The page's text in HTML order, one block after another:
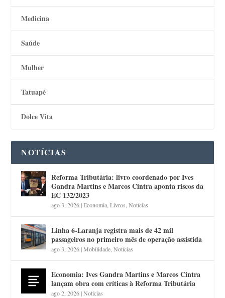
Medicina
Saúde
Mulher
Tatuapé
Dolce Vita
NOTÍCIAS
Reforma Tributária: livro coordenado por Ives
Gandra Martins e Marcos Cintra aponta riscos da
EC 132/2023
ago 3, 2026|Economia ,Livros ,Notícias
Linha 6-Laranja registra mais de 42 mil
passageiros no primeiro mês de operação assistida
ago 3, 2026|Mobilidade ,Notícias
Economia: Ives Gandra Martins e Marcos Cintra
lançam obra com críticas à Reforma Tributária
ago 2, 2026|Notícias